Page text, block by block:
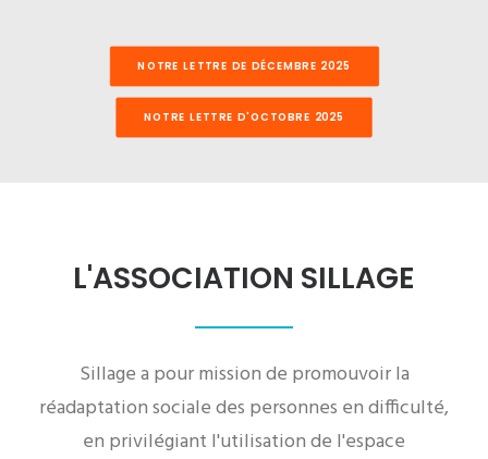
NOTRE LETTRE DE DÉCEMBRE 2025
NOTRE LETTRE D'OCTOBRE 2025
L'ASSOCIATION SILLAGE
Sillage a pour mission de promouvoir la
réadaptation sociale des personnes en difficulté,
en privilégiant l'utilisation de l'espace